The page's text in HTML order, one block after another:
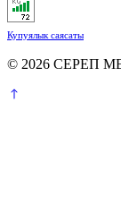
Купуялык саясаты
© 2026 СЕРЕП